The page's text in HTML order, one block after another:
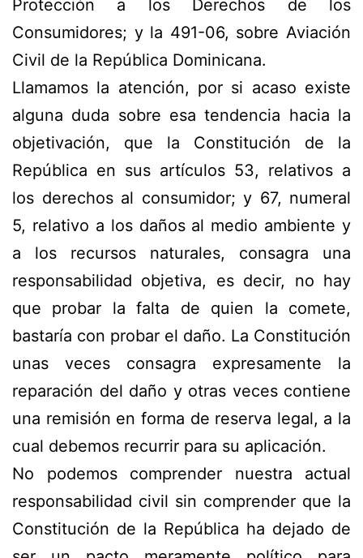
Protección a los Derechos de los
Consumidores; y la 491-06, sobre Aviación
Civil de la República Dominicana.
Llamamos la atención, por si acaso existe
alguna duda sobre esa tendencia hacia la
objetivación, que la Constitución de la
República en sus artículos 53, relativos a
los derechos al consumidor; y 67, numeral
5, relativo a los daños al medio ambiente y
a los recursos naturales, consagra una
responsabilidad objetiva, es decir, no hay
que probar la falta de quien la comete,
bastaría con probar el daño. La Constitución
unas veces consagra expresamente la
reparación del daño y otras veces contiene
una remisión en forma de reserva legal, a la
cual debemos recurrir para su aplicación.
No podemos comprender nuestra actual
responsabilidad civil sin comprender que la
Constitución de la República ha dejado de